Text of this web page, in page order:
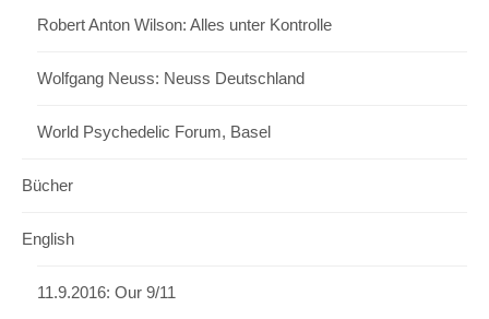
Robert Anton Wilson: Alles unter Kontrolle
Wolfgang Neuss: Neuss Deutschland
World Psychedelic Forum, Basel
Bücher
English
11.9.2016: Our 9/11